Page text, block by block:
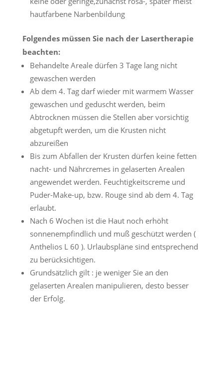
hautfarbene Narbenbildung
Folgendes müssen Sie nach der Lasertherapie
beachten:
Behandelte Areale dürfen 3 Tage lang nicht
gewaschen werden
Ab dem 4. Tag darf wieder mit warmem Wasser
gewaschen und geduscht werden, beim
Abtrocknen müssen die Stellen aber vorsichtig
abgetupft werden, um die Krusten nicht
abzureißen
Bis zum Abfallen der Krusten dürfen keine fetten
nacht- und Nährcremes in gelaserten Arealen
angewendet werden. Feuchtigkeitscreme und
Puder-Make-up, bzw. Rouge sind ab dem 4. Tag
erlaubt.
Nach 6 Wochen ist die Haut noch erhöht
sonnenempfindlich und muß geschützt werden (
Anthelios L 60 ). Urlaubspläne sind entsprechend
zu berücksichtigen.
Grundsätzlich gilt : je weniger Sie an den
gelaserten Arealen manipulieren, desto besser
der Erfolg.